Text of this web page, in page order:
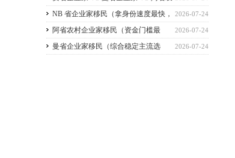
签
村企业家 VS NB 省企业家 四合一详细对比
（2026 年 7 月最新官方政策）
2026-07-24
NB 省企业家移民（拿身份速度最快，
短期创业过渡首选）
2026-07-24
阿省农村企业家移民（资金门槛最
低，预算有限首选）
2026-07-24
曼省企业家移民（综合稳定主流选